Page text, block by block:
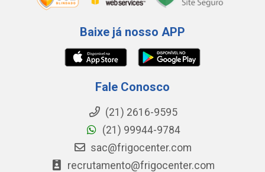
Baixe já nosso APP
Fale Conosco
(21) 2616-9595
(21) 99944-9784
sac@frigocenter.com
recrutamento@frigocenter.com